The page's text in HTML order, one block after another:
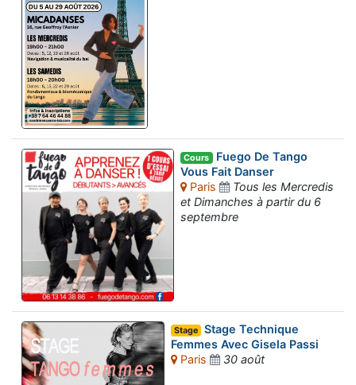
Cours Fuego De Tango
Vous Fait Danser
Paris
Tous les Mercredis
et Dimanches à partir du 6
septembre
Stage
Stage Technique
Femmes Avec Gisela Passi
Paris
30 août